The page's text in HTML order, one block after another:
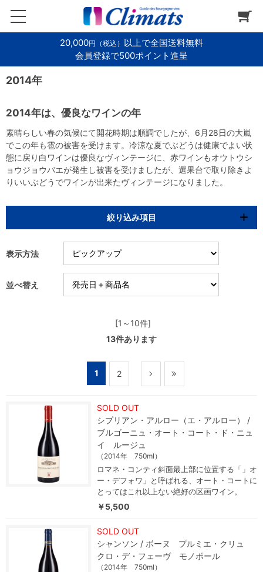
20,000円（税込） 以上で全国送料無料
会員登録で500ポイント進呈
2014年
2014年は、優良なワインの年
素晴らしい春の気候にて開花時期は順調でしたが、6月28日の大嵐
でこの年も雹の被害を受けます。冷涼な夏でぶどうは健康でよい状
態に戻り白ワインは優良なヴィンテージに、赤ワインもオウトウシ
ョウジョウバエが発生し被害を受けましたが、選果台で取り除きよ
りいいぶどうでワインが出来たヴィンテージになりました。
絞り込み項目
表示方法
並べ替え
[1～10件]
13件あります
1 2
SOLD OUT
シプリアン・アルロー（エ・アルロー） /
ブルゴーニュ・オート・コート・ド・ニュ
イ ルージュ
（2014年 750ml）
ロマネ・コンティ斜面最上部に位置する「」オ
ー・デフォワ」と呼ばれる、オート・コートに
とってはこれ以上ない絶好の区画ワイン。
￥5,500
SOLD OUT
シャンソン / ボーヌ プルミエ・クリュ
クロ・デ・フェーヴ モノポール
（2014年 750ml）